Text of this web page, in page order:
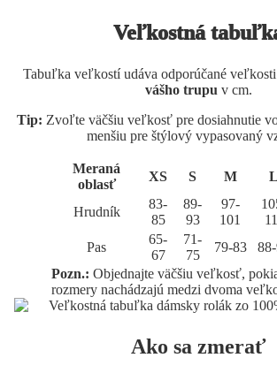
Veľkostná
Tabuľka veľkostí udáva odporúčané
vášho trupu v cm.
Tip: Zvoľte väčšiu veľkosť pre dosiahnutie
menšiu pre štýlový vypasovaný
Meraná
oblasť
XS S M L
Hrudník
83-
85
89-
93
97-
101
Pas
65-
67
71-
75
79-83
Pozn.: Objednajte väčšiu veľkosť,
rozmery nachádzajú medzi dvoma
Ako sa zmerať